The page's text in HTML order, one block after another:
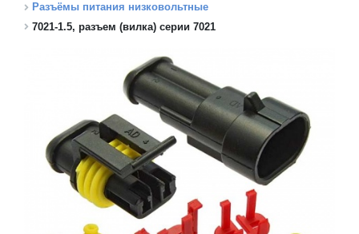
Разъёмы питания низковольтные
7021-1.5, разъем (вилка) серии 7021